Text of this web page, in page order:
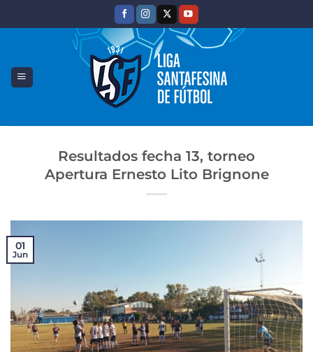
Resultados fecha 13, torneo
Apertura Ernesto Lito Brignone
01
Jun